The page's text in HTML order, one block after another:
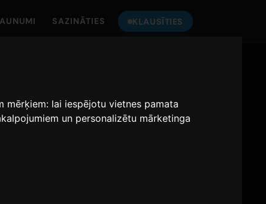
mērķiem: lai iespējotu vietnes pamata
un personalizētu mārketinga
SAZINĀTIES KLAUSĪTIES